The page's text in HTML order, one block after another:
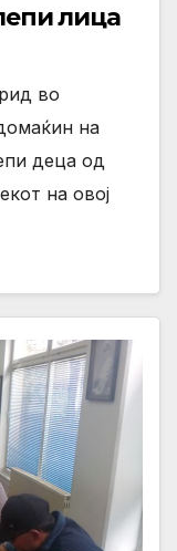
лица
во
на
деца од
на овој